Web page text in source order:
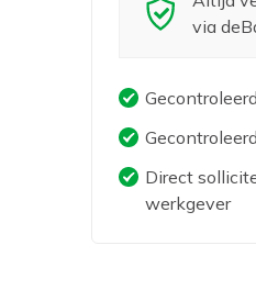
via
Direct
werkgever